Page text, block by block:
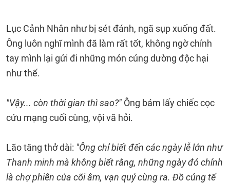
Lục Cảnh Nhân như bị sét đánh, ngã sụp xuống đất.
Ông luôn nghĩ mình đã làm rất tốt, không ngờ chính
tay mình lại gửi đi những món cúng dường độc hại
như thế.
"Vậy... còn thời gian thì sao?" Ông bám lấy chiếc cọc
cứu mạng cuối cùng, vội vã hỏi.
Lão tăng thở dài: "Ông chỉ biết đến các ngày lễ lớn như
Thanh minh mà không biết rằng, những ngày đó chính
là chợ phiên của cõi âm, vạn quỷ cùng ra. Đồ cúng tế